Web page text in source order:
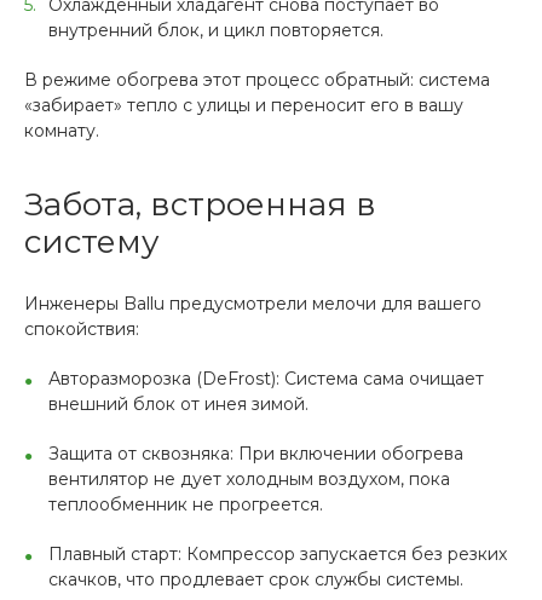
Охлажденный хладагент снова поступает во
внутренний блок, и цикл повторяется.
В режиме обогрева этот процесс обратный: система
«забирает» тепло с улицы и переносит его в вашу
комнату.
Забота, встроенная в
систему
Инженеры Ballu предусмотрели мелочи для вашего
спокойствия:
Авторазморозка (DeFrost): Система сама очищает
внешний блок от инея зимой.
Защита от сквозняка: При включении обогрева
вентилятор не дует холодным воздухом, пока
теплообменник не прогреется.
Плавный старт: Компрессор запускается без резких
скачков, что продлевает срок службы системы.